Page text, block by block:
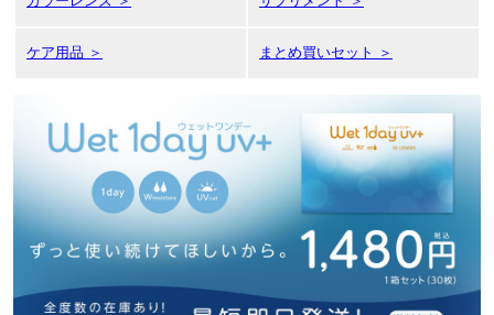
ケア用品 ＞ まとめ買いセット ＞